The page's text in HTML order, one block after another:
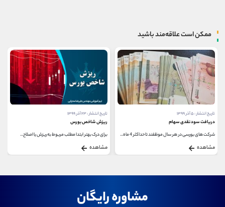
ممکن است علاقه‌مند باشید
تاریخ انتشار : ۵ آذر ۱۳۹۹
دریافت سود نقدی سهام
شرکت های بورسی در هر سال موظفند تا حداکثر 4 ماه...
مشاهده
تاریخ انتشار : ۲۳ آذر ۱۳۹۹
ریزش شاخص بورس
برای درک بهتر ابتدا مطلب مربوط به ریزش یا اصلاح...
مشاهده
مشاوره رایگان